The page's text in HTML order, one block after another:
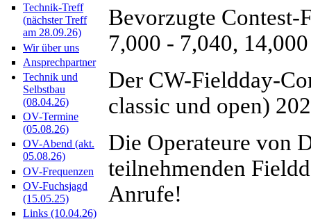
Technik-Treff
(nächster Treff
am 28.09.26)
Wir über uns
Ansprechpartner
Technik und
Selbstbau
(08.04.26)
OV-Termine
(05.08.26)
OV-Abend (akt.
05.08.26)
OV-Frequenzen
OV-Fuchsjagd
(15.05.25)
Links (10.04.26)
Bevorzugte Contest-
7,000 - 7,040,
Der CW-Fieldday-
classic und open)
Die Operateure von
teilnehmenden
Anrufe!